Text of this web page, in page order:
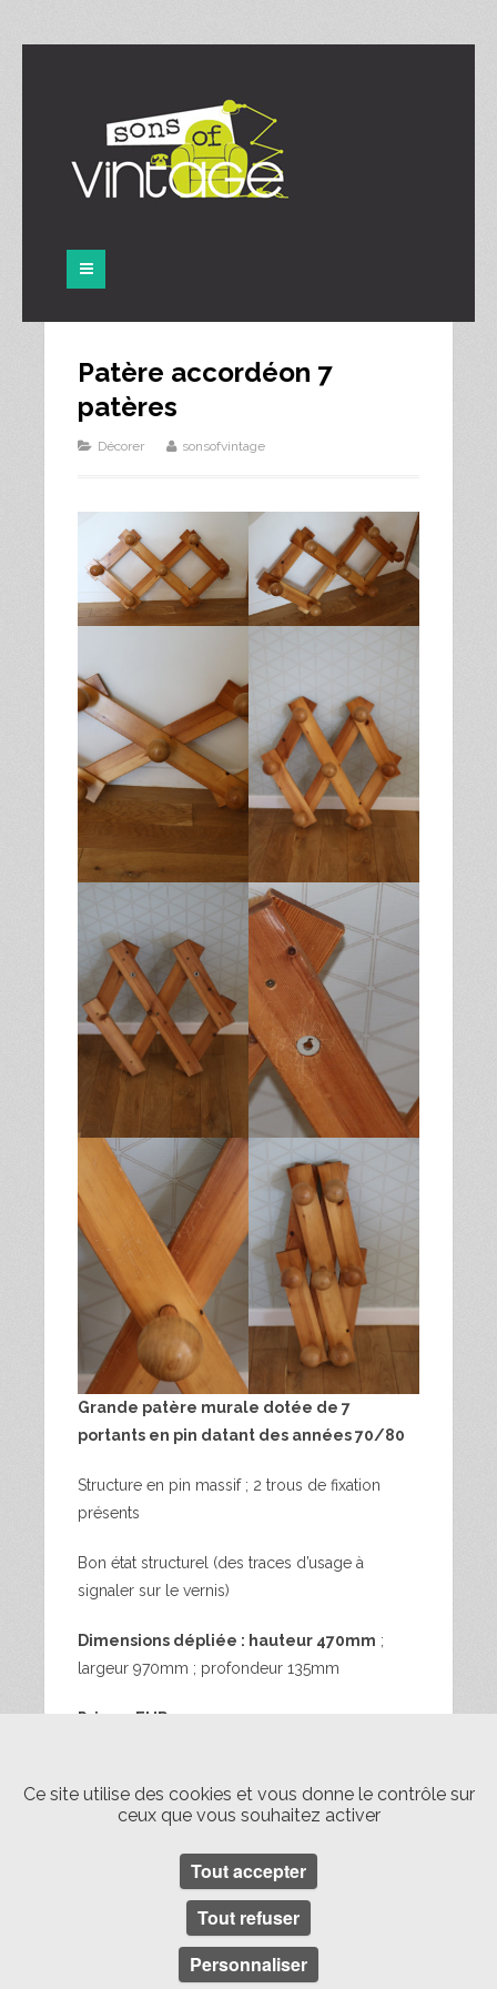
Patère accordéon 7
patères
Décorer sonsofvintage
Grande patère murale dotée de 7
portants en pin datant des années 70/80
Structure en pin massif ; 2 trous de fixation
présents
Bon état structurel (des traces d’usage à
signaler sur le vernis)
Dimensions dépliée : hauteur 470mm ;
largeur 970mm ; profondeur 135mm
Prix : 45EUR
relay double emballage 15EUR;Livraison
Paris 20EUR (fréquence d’une fois toutes
les 6 semaines ; autre destination me
Patère
Ce site utilise des cookies et vous donne le contrôle sur
ceux que vous souhaitez activer
Tout accepter
Tout refuser
Personnaliser